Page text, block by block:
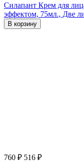
Силапант Крем для
эффектом, 75мл., Две
В корзину
760 ₽ 516 ₽